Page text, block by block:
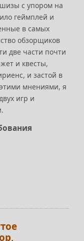
с упором на
геймплей и
в самых
обзорщиков
две части почти
и квесты,
и застой в
мнениями, я
игр и